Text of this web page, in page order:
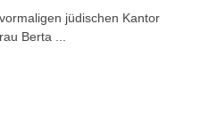
jüdischen Kantor
Berta ...